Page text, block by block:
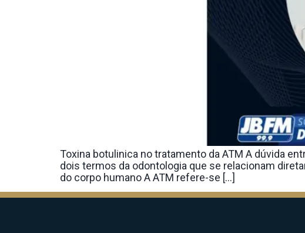
Toxina botulinica no tratamento da ATM A dúvida
dois termos da odontologia que se relacionam
do corpo humano A ATM refere-se […]